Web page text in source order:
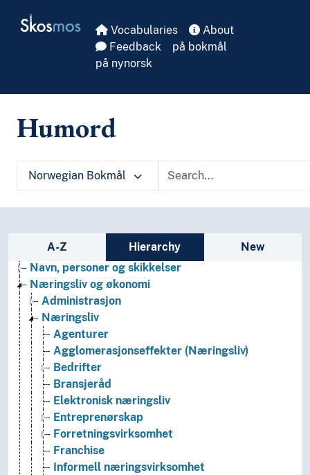
Skosmos Vocabularies
About
Feedback
på bokmål
på nynorsk
Humord
Norwegian Bokmål
Sidebar listing: list and traverse
A-Z Hierarchy New
Filosofi
Folkegrupper
Fritid og sport
Helse
Historie og historiefaget
Informatikk og informasjonsteknologi
Ingeniørfag
Litteratur
Navn, personer og skikkelser
Næringsliv og økonomi
Administrasjon
Næringsliv
Agenturer
Agglomerasjonseffekter (Næringsliv)
Bedrifter
Bransjeråd
Elektronisk næringsliv
Entreprenørskap
Forretningsvirksomhet
Franchise
Informell næringsvirksomhet